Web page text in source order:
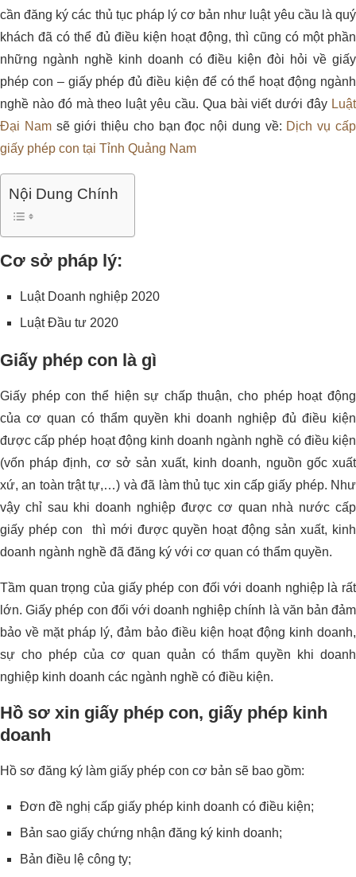
cần đăng ký các thủ tục pháp lý cơ bản như luật yêu cầu là quý
khách đã có thể đủ điều kiện hoạt động, thì cũng có một phần
những ngành nghề kinh doanh có điều kiện đòi hỏi về giấy
phép con – giấy phép đủ điều kiện để có thể hoạt động ngành
nghề nào đó mà theo luật yêu cầu. Qua bài viết dưới đây Luật
Đại Namsẽ giới thiệu cho bạn đọc nội dung về: Dịch vụ cấp
giấy phép con tại Tỉnh Quảng Nam
Nội Dung Chính
Cơ sở pháp lý:
Luật Doanh nghiệp 2020
Luật Đầu tư 2020
Giấy phép con là gì
Giấy phép con thể hiện sự chấp thuận, cho phép hoạt động
của cơ quan có thẩm quyền khi doanh nghiệp đủ điều kiện
được cấp phép hoạt động kinh doanh ngành nghề có điều kiện
(vốn pháp định, cơ sở sản xuất, kinh doanh, nguồn gốc xuất
xứ, an toàn trật tự,…) và đã làm thủ tục xin cấp giấy phép. Như
vậy chỉ sau khi doanh nghiệp được cơ quan nhà nước cấp
giấy phép con thì mới được quyền hoạt động sản xuất, kinh
doanh ngành nghề đã đăng ký với cơ quan có thẩm quyền.
Tầm quan trọng của giấy phép con đối với doanh nghiệp là rất
lớn. Giấy phép con đối với doanh nghiệp chính là văn bản đảm
bảo về mặt pháp lý, đảm bảo điều kiện hoạt động kinh doanh,
sự cho phép của cơ quan quản có thẩm quyền khi doanh
nghiệp kinh doanh các ngành nghề có điều kiện.
Hồ sơ xin giấy phép con, giấy phép kinh
doanh
Hồ sơ đăng ký làm giấy phép con cơ bản sẽ bao gồm:
Đơn đề nghị cấp giấy phép kinh doanh có điều kiện;
Bản sao giấy chứng nhận đăng ký kinh doanh;
Bản điều lệ công ty;